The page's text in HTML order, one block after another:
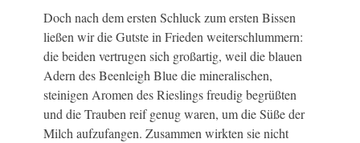
Doch nach dem ersten Schluck zum ersten Bissen
ließen wir die Gutste in Frieden weiterschlummern:
die beiden vertrugen sich großartig, weil die blauen
Adern des Beenleigh Blue die mineralischen,
steinigen Aromen des Rieslings freudig begrüßten
und die Trauben reif genug waren, um die Süße der
Milch aufzufangen. Zusammen wirkten sie nicht